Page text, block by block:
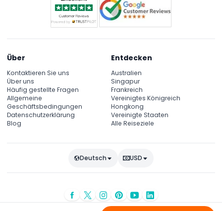
Über
Kontaktieren Sie uns
Über uns
Häufig gestellte Fragen
Allgemeine
Geschäftsbedingungen
Datenschutzerklärung
Blog
Entdecken
Australien
Singapur
Frankreich
Vereinigtes Königreich
Hongkong
Vereinigte Staaten
Alle Reiseziele
Deutsch USD
© Urheberrecht 2026JTR Holidays- Alle Rechte vorbehalten